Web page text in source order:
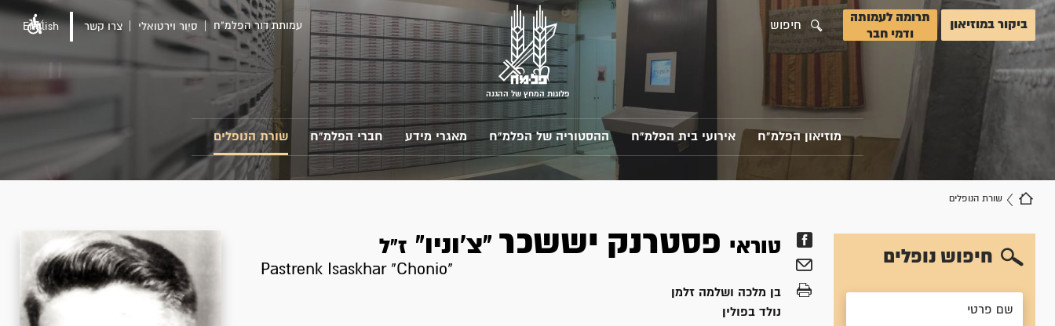
ביקור במוזיאון
תרומה לעמותה
ודמי חבר
חיפוש
פלוגות המחץ של ההגנה
עמותת דור הפלמ"ח סיור וירטואלי צרו קשר English
מוזיאון הפלמ"ח אירועי בית הפלמ"ח ההסטוריה של הפלמ"ח מאגרי מידע חברי הפלמ"ח שורת הנופלים
שורת הנופלים
חיפוש נופלים
טוראי פסטרנק יששכר "צ'וניו" ז"ל
Pastrenk Isaskhar "Chonio"
בן מלכה ושלמה זלמן
נולד בפולין